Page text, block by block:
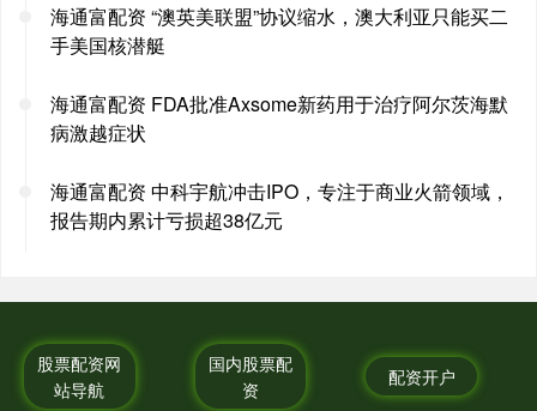
海通富配资 “澳英美联盟”协议缩水，澳大利亚只能买二
手美国核潜艇
海通富配资 FDA批准Axsome新药用于治疗阿尔茨海默
病激越症状
海通富配资 中科宇航冲击IPO，专注于商业火箭领域，
报告期内累计亏损超38亿元
股票配资网
站导航
国内股票配
资
配资开户